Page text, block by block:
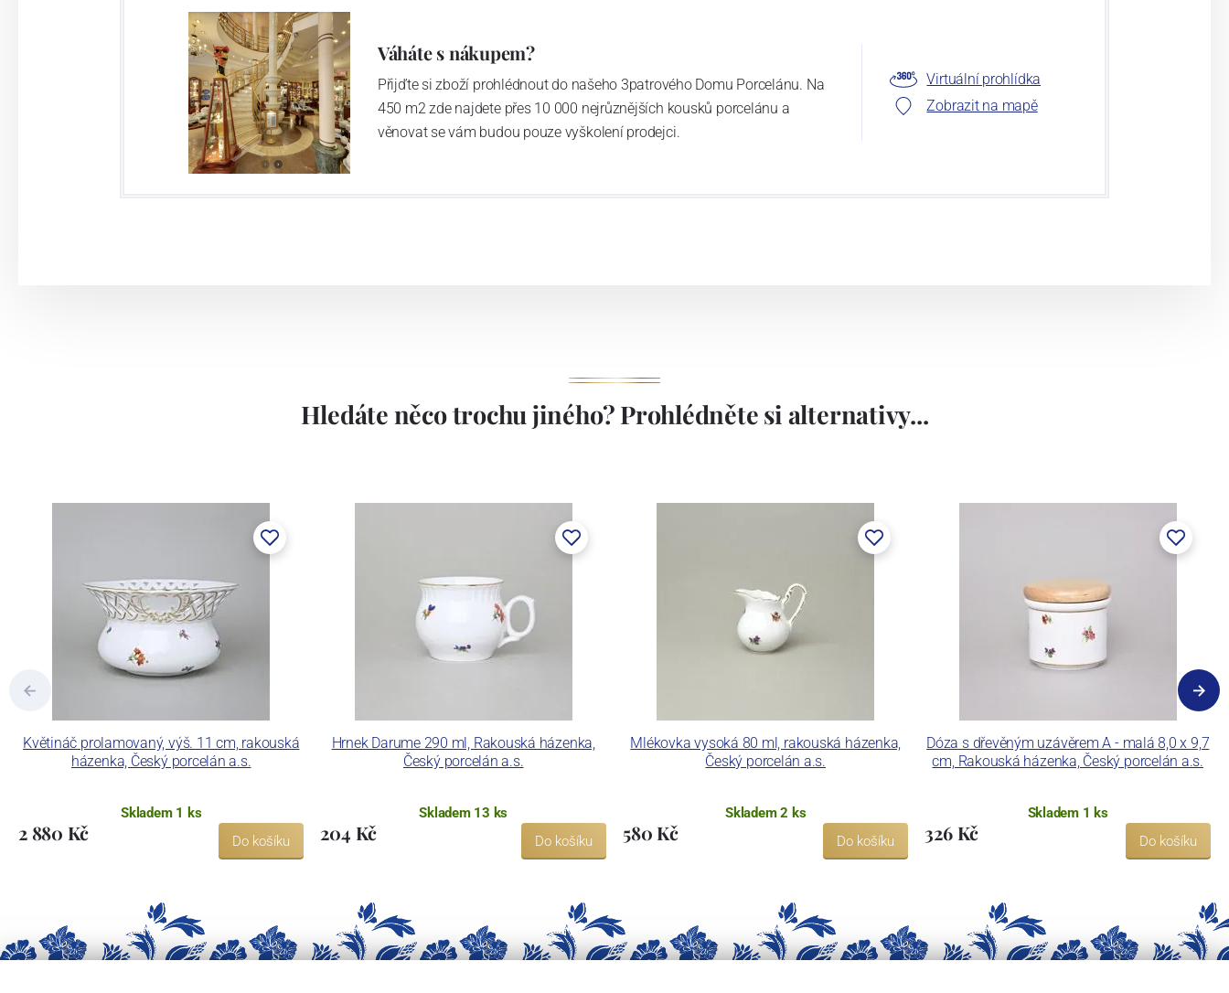
Váháte s nákupem?
Přijďte si zboží prohlédnout do našeho 3patrového Domu Porcelánu. Na
450 m2 zde najdete přes 10 000 nejrůznějších kousků porcelánu a
věnovat se vám budou pouze vyškolení prodejci.
Virtuální prohlídka
Zobrazit na mapě
Hledáte něco trochu jiného? Prohlédněte si alternativy...
Květináč prolamovaný, výš. 11 cm, rakouská
házenka, Český porcelán a.s.
Skladem 1 ks
2 880 Kč Do košíku
Hrnek Darume 290 ml, Rakouská házenka,
Český porcelán a.s.
Skladem 13 ks
204 Kč Do košíku
Mlékovka vysoká 80 ml, rakouská házenka,
Český porcelán a.s.
Skladem 2 ks
580 Kč Do košíku
Dóza s dřevěným uzávěrem A - malá 8,0 x 9,7
cm, Rakouská házenka, Český porcelán a.s.
Skladem 1 ks
326 Kč Do košíku